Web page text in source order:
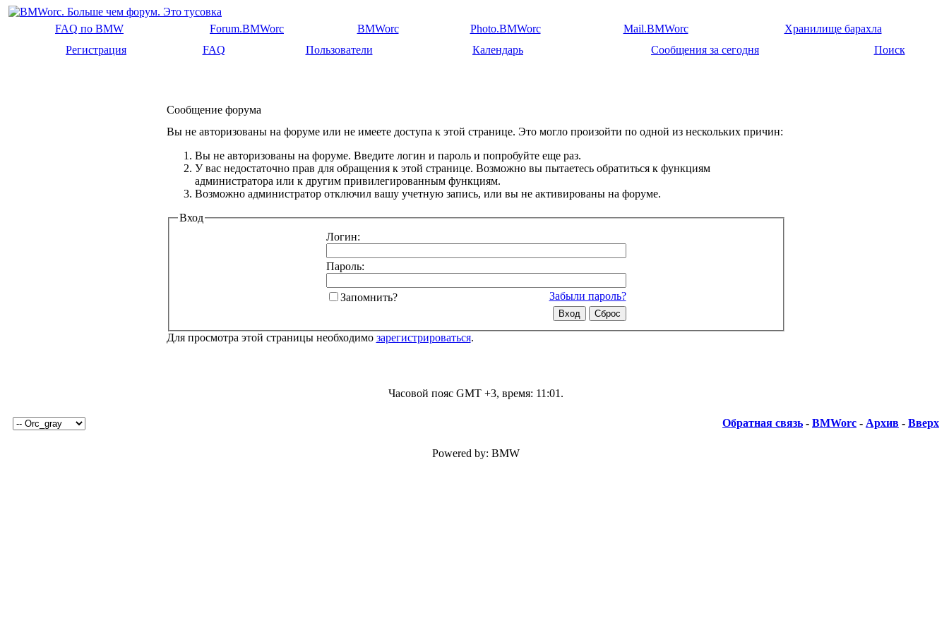
FAQ по BMW Forum.BMWorc BMWorc Photo.BMWorc Mail.BMWorc
Хранилище барахла
Регистрация
FAQ Пользователи Календарь Сообщения за сегодня Поиск
Сообщение форума
Вы не авторизованы на форуме или не имеете доступа к этой странице. Это могло произойти по одной из нескольких причин:
Вы не авторизованы на форуме. Введите логин и пароль и попробуйте еще раз.
У вас недостаточно прав для обращения к этой странице. Возможно вы пытаетесь обратиться к функциям
администратора или к другим привилегированным функциям.
Возможно администратор отключил вашу учетную запись, или вы не активированы на форуме.
Вход
Логин:
Пароль:
Забыли пароль?
Запомнить?
Для просмотра этой страницы необходимо зарегистрироваться.
Часовой пояс GMT +3, время: 11:01 .
Обратная связь - BMWorc - Архив - Вверх
Powered by: BMW